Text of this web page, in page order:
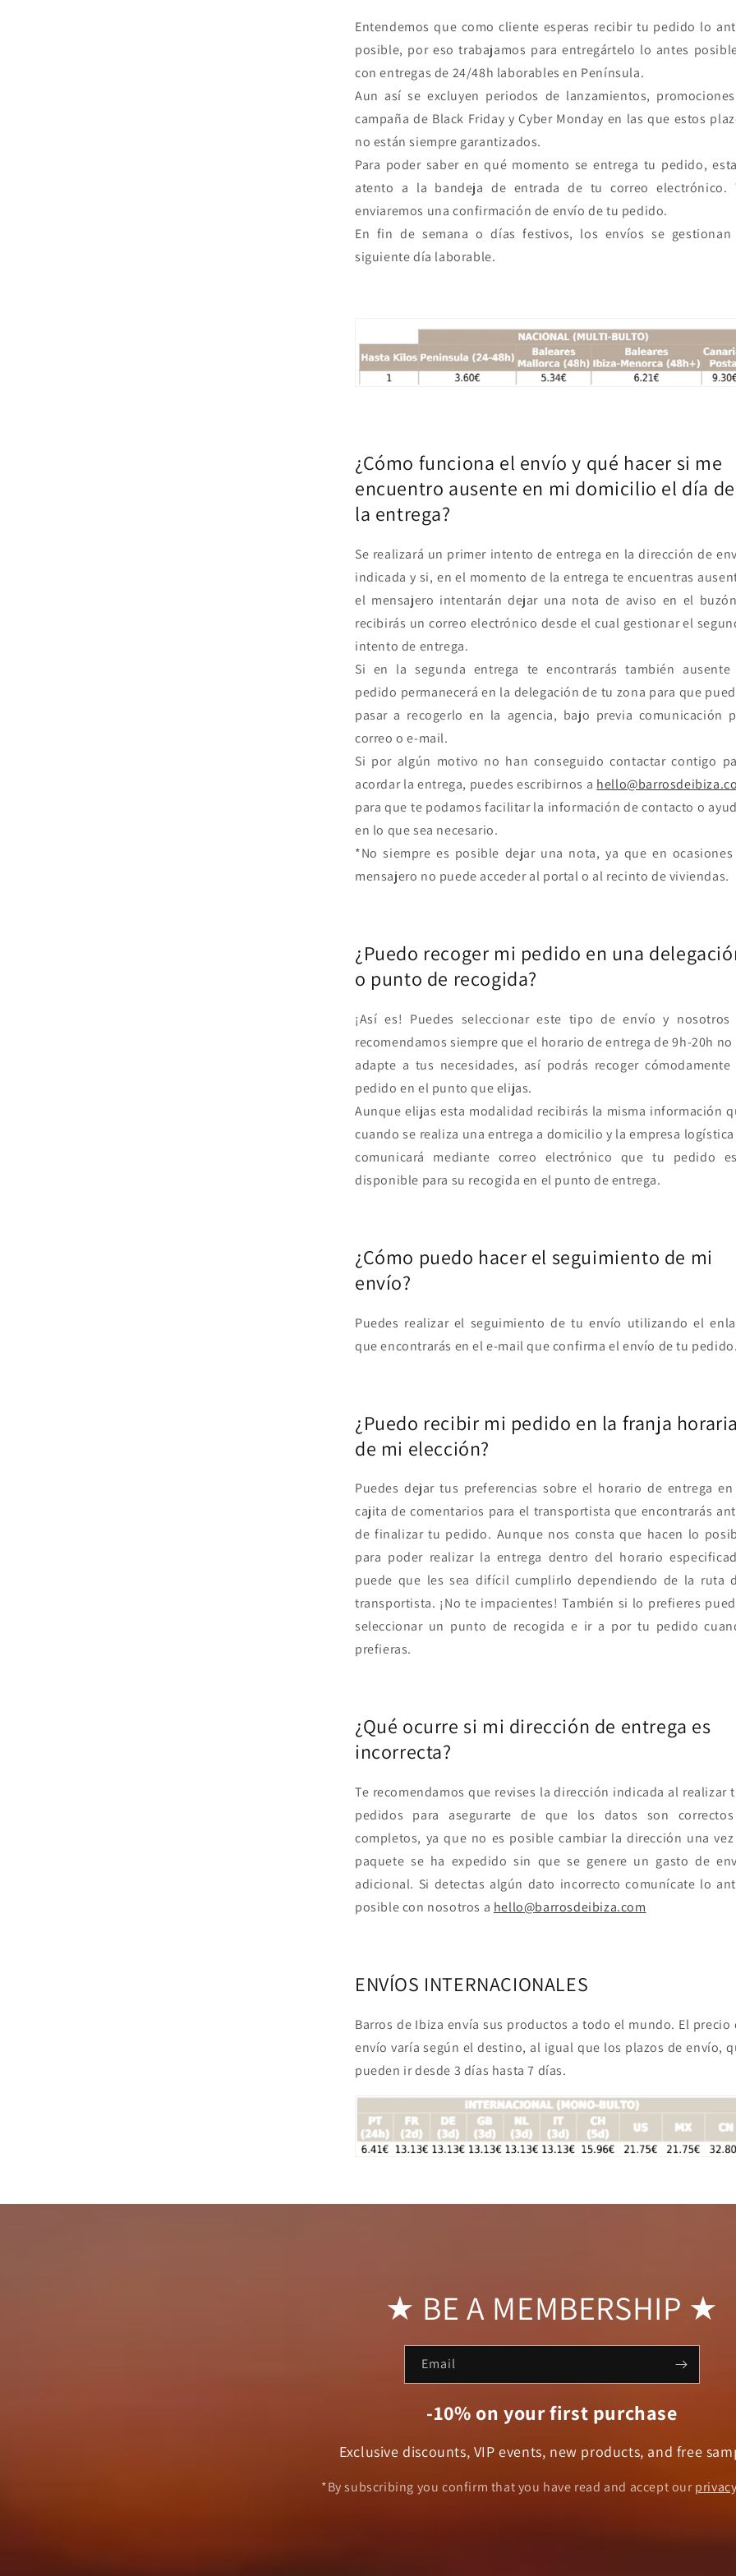
Entendemos que como cliente esperas recibir tu pedido lo
posible, por eso trabajamos para entregártelo lo antes
con entregas de 24/48h laborables en Península.
Aun así se excluyen periodos de lanzamientos,
campaña de Black Friday y Cyber Monday en las que estos
no están siempre garantizados.
Para poder saber en qué momento se entrega tu pedido,
atento a la bandeja de entrada de tu correo electrónico.
enviaremos una confirmación de envío de tu pedido.
En fin de semana o días festivos, los envíos se gestionan
siguiente día laborable.
¿Cómo funciona el envío y qué hacer si me
encuentro ausente en mi domicilio el día de
la entrega?
Se realizará un primer intento de entrega en la dirección de
indicada y si, en el momento de la entrega te encuentras
el mensajero intentarán dejar una nota de aviso en el
recibirás un correo electrónico desde el cual gestionar el
intento de entrega.
Si en la segunda entrega te encontrarás también ausente
pedido permanecerá en la delegación de tu zona para que
pasar a recogerlo en la agencia, bajo previa comunicación
correo o e-mail.
Si por algún motivo no han conseguido contactar contigo
acordar la entrega, puedes escribirnos a
para que te podamos facilitar la información de contacto o
en lo que sea necesario.
*No siempre es posible dejar una nota, ya que en
mensajero no puede acceder al portal o al recinto de viviendas.
¿Puedo recoger mi pedido en una
o punto de recogida?
¡Así es! Puedes seleccionar este tipo de envío y nosotros
recomendamos siempre que el horario de entrega de 9h-20h no
adapte a tus necesidades, así podrás recoger cómodamente
pedido en el punto que elijas.
Aunque elijas esta modalidad recibirás la misma información
cuando se realiza una entrega a domicilio y la empresa
comunicará mediante correo electrónico que tu pedido
disponible para su recogida en el punto de entrega.
¿Cómo puedo hacer el seguimiento de mi
envío?
Puedes realizar el seguimiento de tu envío utilizando el
que encontrarás en el e-mail que confirma el envío de tu pedido.
¿Puedo recibir mi pedido en la franja horaria
de mi elección?
Puedes dejar tus preferencias sobre el horario de entrega en
cajita de comentarios para el transportista que encontrarás
de finalizar tu pedido. Aunque nos consta que hacen lo
para poder realizar la entrega dentro del horario
puede que les sea difícil cumplirlo dependiendo de la ruta
transportista. ¡No te impacientes! También si lo prefieres
seleccionar un punto de recogida e ir a por tu pedido
prefieras.
¿Qué ocurre si mi dirección de entrega es
incorrecta?
Te recomendamos que revises la dirección indicada al realizar
pedidos para asegurarte de que los datos son
completos, ya que no es posible cambiar la dirección una
paquete se ha expedido sin que se genere un gasto de
adicional. Si detectas algún dato incorrecto comunícate lo
posible con nosotros a hello@barrosdeibiza.com
ENVÍOS INTERNACIONALES
Barros de Ibiza envía sus productos a todo el mundo. El precio
envío varía según el destino, al igual que los plazos de envío,
pueden ir desde 3 días hasta 7 días.
★ BE A MEMBERSHIP ★
Email
-10% on your first purchase
Exclusive discounts, VIP events, new products, and free
*By subscribing you confirm that you have read and accept our